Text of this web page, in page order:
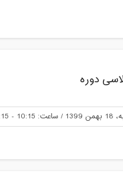
دوره
- 13:15